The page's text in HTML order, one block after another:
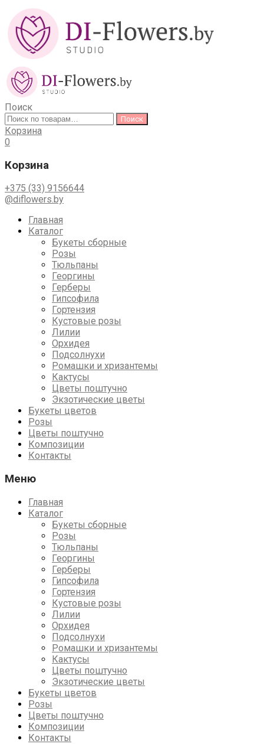
Поиск
Искать:
Поиск
Корзина
0
Корзина
+375 (33) 9156644
@diflowers.by
Skip
Главная
Каталог
Букеты сборные
Розы
Тюльпаны
Георгины
Герберы
Гипсофила
Гортензия
Кустовые розы
Лилии
Орхидея
Подсолнухи
Ромашки и хризантемы
Кактусы
Цветы поштучно
Экзотические цветы
Букеты цветов
Розы
Цветы поштучно
Композиции
Контакты
Меню
Главная
Каталог
Букеты сборные
Розы
Тюльпаны
Георгины
Герберы
Гипсофила
Гортензия
Кустовые розы
Лилии
Орхидея
Подсолнухи
Ромашки и хризантемы
Кактусы
Цветы поштучно
Экзотические цветы
Букеты цветов
Розы
Цветы поштучно
Композиции
Контакты